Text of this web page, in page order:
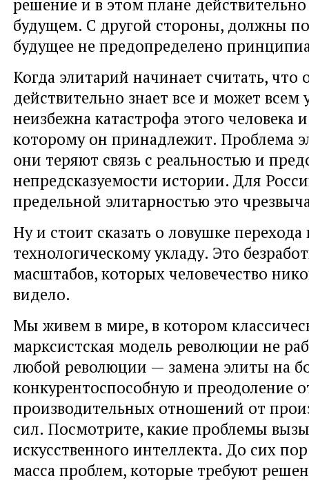
будущем. С другой стороны, должны
будущее не предопределено
Когда элитарий начинает считать, что
действительно знает все и может всем
неизбежна катастрофа этого человека
которому он принадлежит. Проблема
они теряют связь с реальностью и
непредсказуемости истории. Для
предельной элитарностью это
Ну и стоит сказать о ловушке
технологическому укладу. Это
масштабов, которых человечество
видело.
Мы живем в мире, в котором
марксистская модель революции не
любой революции — замена элиты на
конкурентоспособную и преодоление
производительных отношений от
сил. Посмотрите, какие проблемы
искусственного интеллекта. До сих
масса проблем, которые требуют